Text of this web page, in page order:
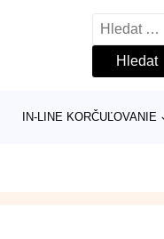
Vyhledávání
IN-LINE KORČUĽOVANIE